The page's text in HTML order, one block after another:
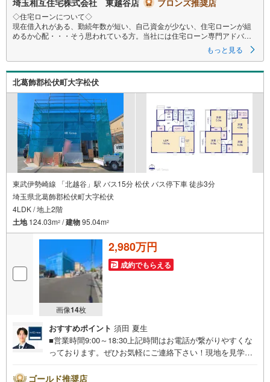
◇住宅ローンについて◇
現在借入れがある、勤続年数が短い、自己資金が少ない、住宅ローンが組
めるか心配・・・そう思われている方。当社には住宅ローン専門アドバイ
◇買取保証付き売却システム◇
お住み替えでご自宅が売れない、不動産早期現金化をしたい、他社に販売
活動を依頼しているが売れない・・・そう思われている方。一定期間で成
約に至らなかった場合、予め設定させていただいた金額で当社が買取致し
越谷の戸建、土地、マンション買取は弊社まで！
◇ホットハート紹介制度◇
お知り合いの方を新たにご紹介いただき、ご契約になりますと素敵な特典
を差し上げます。
ご紹介者様には で10万円、ご契約者様にはダイソンサイクロン掃除機等を
プレゼント♪
（特典は当社一定基準を設けております。詳しくはお問合せ下さい）
◇お子様がいるお客様でも安心◇
キッズスペース完備。
チャイルドシートも完備しているので、必要の際はお声掛け下さい。
もっと見る
北葛飾郡松伏町大字松伏
東武伊勢崎線 「北越谷」駅 バス15分 松伏 バス停下車 徒歩3分
埼玉県北葛飾郡松伏町大字松伏
4LDK / 地上2階
土地124.03m2 /建物95.04m2
画像14枚
2,980万円
成約でもらえる
おすすめポイント 須田 夏生
■営業時間9:00～18:30上記時間はお電話が繋がりやすくな
っております。ぜひお気軽にご連絡下さい！現地を見学さ
ご希望の日時をご記入いただけますとスムーズにご案内が
ゴールド推奨店